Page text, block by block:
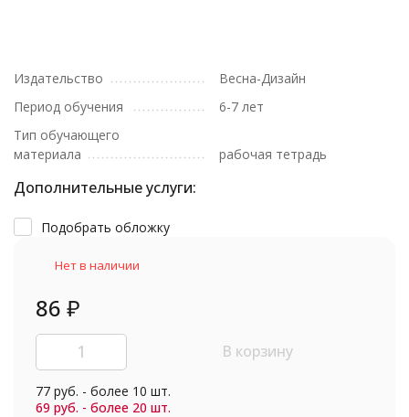
Издательство
Весна-Дизайн
Период обучения
6-7 лет
Тип обучающего
материала
рабочая тетрадь
Дополнительные услуги:
Подобрать обложку
Нет в наличии
86 ₽
В корзину
77 руб. - более 10 шт.
69 руб. - более 20 шт.